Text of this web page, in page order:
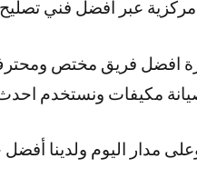
عبر افضل فني
افضل فريق مختص
مكيفات ونستخدم
اليوم ولدينا أفضل خدمة تصليح